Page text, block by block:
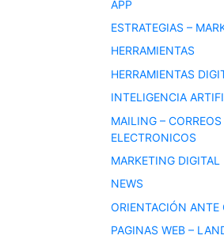
APP
ESTRATEGIAS –
HERRAMIENTAS
HERRAMIENTAS
INTELIGENCIA
MAILING – CORREOS
ELECTRONICOS
MARKETING DIGITAL
NEWS
ORIENTACIÓN ANTE
PAGINAS WEB –